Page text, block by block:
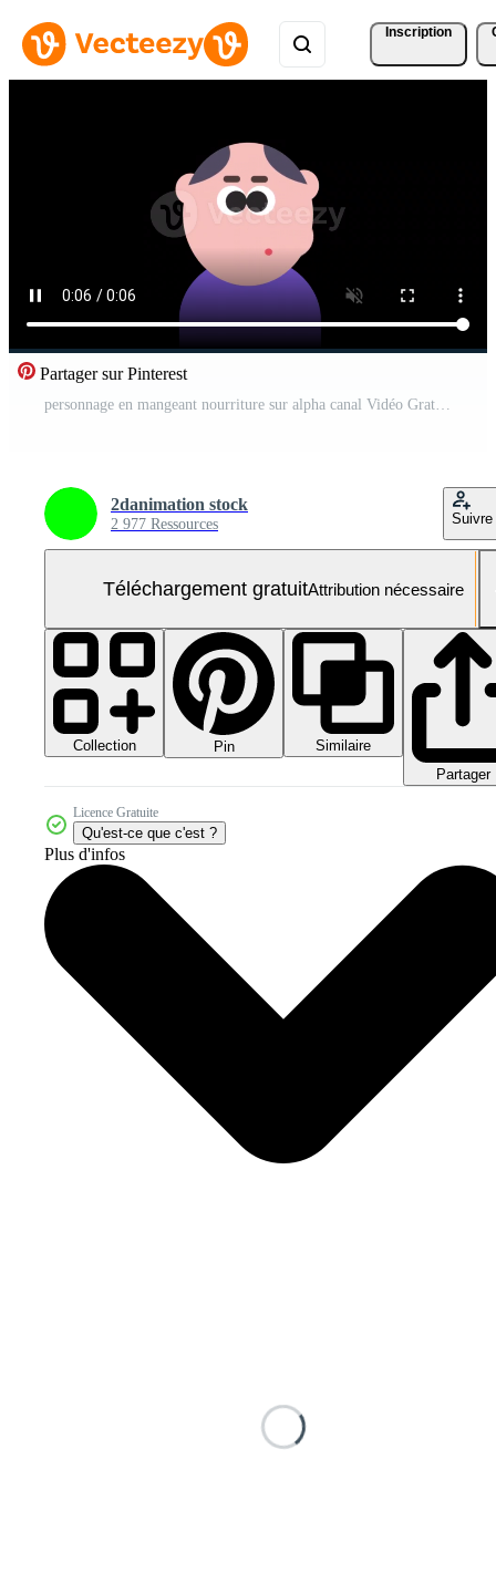
Inscription
Partager sur Pinterest
personnage en mangeant nourriture sur alpha canal Vidéo Gratuite
2danimation stock
2 977 Ressources Suivre
Téléchargement gratuitAttribution nécessaire
Collection Pin
Similaire
Partager
Licence Gratuite
Qu'est-ce que c'est ?
Plus d'infos